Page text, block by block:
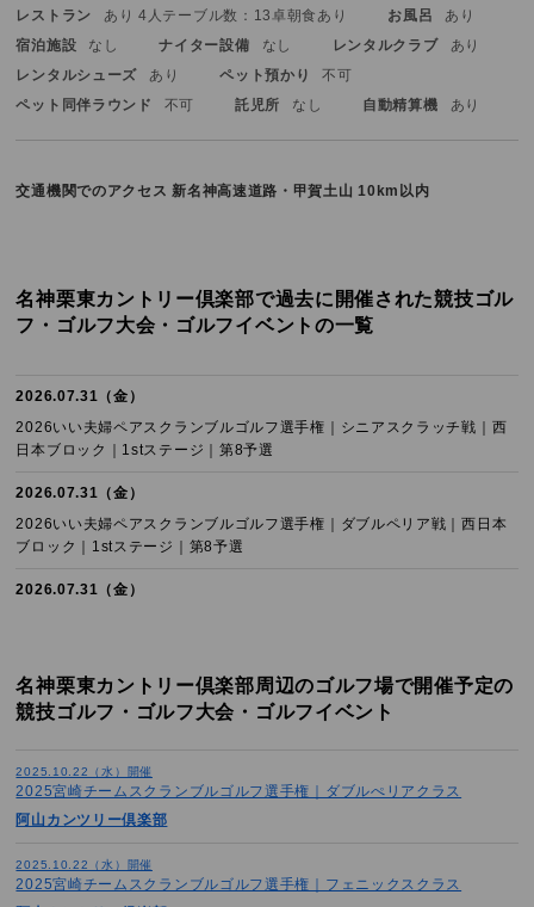
レストラン
あり 4人テーブル数：13卓朝食あり お風呂
あり
宿泊施設
なし ナイター設備 なし レンタルクラブ
あり
レンタルシューズ
あり ペット預かり
不可
ペット同伴ラウンド
不可 託児所 なし 自動精算機 あり
交通機関でのアクセス新名神高速道路・甲賀土山 10km以内
名神栗東カントリー倶楽部で過去に開催された競技ゴル
フ・ゴルフ大会・ゴルフイベントの一覧
2026.07.31（金）
2026いい夫婦ペアスクランブルゴルフ選手権｜シニアスクラッチ戦｜西
日本ブロック｜1stステージ｜第8予選
2026.07.31（金）
2026いい夫婦ペアスクランブルゴルフ選手権｜ダブルペリア戦｜西日本
ブロック｜1stステージ｜第8予選
2026.07.31（金）
2026.07.31（金）
1DAYスクランブルゴルフチャレンジ2026｜チャレンジチームU72｜西日
2026.07.31（金）
2026いい夫婦ペアスクランブルゴルフ選手権｜スクラッチ戦｜西日本ブ
2026.05.06（水祝）
名神栗東カントリー倶楽部周辺のゴルフ場で開催予定の
競技ゴルフ・ゴルフ大会・ゴルフイベント
2025.10.22（水）開催
2025宮崎チームスクランブルゴルフ選手権｜ダブルぺリアクラス
阿山カンツリー倶楽部
2025.10.22（水）開催
2025宮崎チームスクランブルゴルフ選手権｜フェニックスクラス